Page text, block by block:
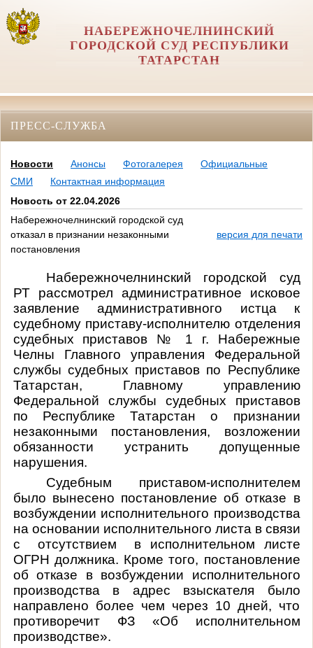
НАБЕРЕЖНОЧЕЛНИНСКИЙ
ГОРОДСКОЙ СУД РЕСПУБЛИКИ
ТАТАРСТАН
ПРЕСС-СЛУЖБА
Новости Анонсы Фотогалерея
Официальные
СМИ
Контактная информация
Новость от 22.04.2026
Набережночелнинский городской суд
отказал в признании незаконными
постановления
версия для печати
Набережночелнинский городской суд
РТ рассмотрел административное исковое
заявление административного истца к
судебному приставу-исполнителю отделения
судебных приставов № 1 г. Набережные
Челны Главного управления Федеральной
службы судебных приставов по Республике
Татарстан, Главному управлению
Федеральной службы судебных приставов
по Республике Татарстан о признании
незаконными постановления, возложении
обязанности устранить допущенные
нарушения.
Судебным приставом-исполнителем
было вынесено постановление об отказе в
возбуждении исполнительного производства
на основании исполнительного листа в связи
с отсутствием в исполнительном листе
ОГРН должника. Кроме того, постановление
об отказе в возбуждении исполнительного
производства в адрес взыскателя было
направлено более чем через 10 дней, что
противоречит ФЗ «Об исполнительном
производстве».